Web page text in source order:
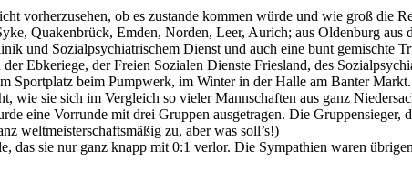
vorherzusehen, ob es zustande kommen würde und wie groß die
Quakenbrück, Emden, Norden, Leer, Aurich; aus Oldenburg aus
und Sozialpsychiatrischem Dienst und auch eine bunt gemischte
Ebkeriege, der Freien Sozialen Dienste Friesland, des
beim Pumpwerk, im Winter in der Halle am Banter
sie sich im Vergleich so vieler Mannschaften aus ganz
eine Vorrunde mit drei Gruppen ausgetragen. Die
weltmeisterschaftsmäßig zu, aber was soll’s!)
das sie nur ganz knapp mit 0:1 verlor. Die Sympathien waren